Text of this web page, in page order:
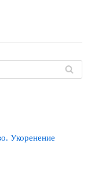
Укоренение